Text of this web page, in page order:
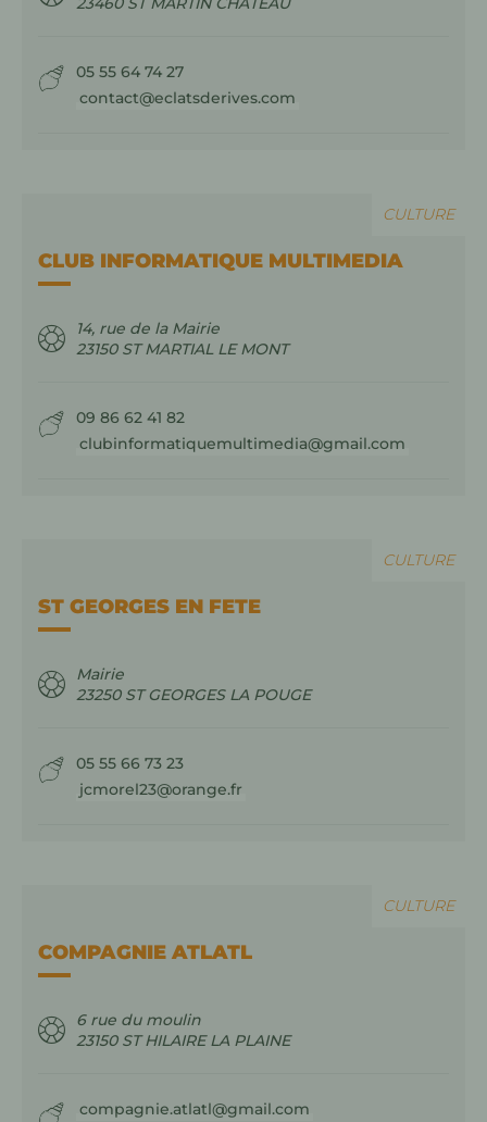
05 55 64 74 27
contact@eclatsderives.com
CLUB INFORMATIQUE MULTIMEDIA
14, rue de la Mairie
23150 ST MARTIAL LE MONT
09 86 62 41 82
clubinformatiquemultimedia@gmail.com
CULTURE
ST GEORGES EN FETE
Mairie
23250 ST GEORGES LA POUGE
05 55 66 73 23
jcmorel23@orange.fr
CULTURE
COMPAGNIE ATLATL
6 rue du moulin
23150 ST HILAIRE LA PLAINE
compagnie.atlatl@gmail.com
CULTURE